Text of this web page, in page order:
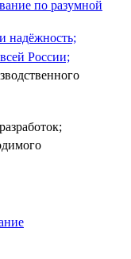
по разумной
надёжность;
России;